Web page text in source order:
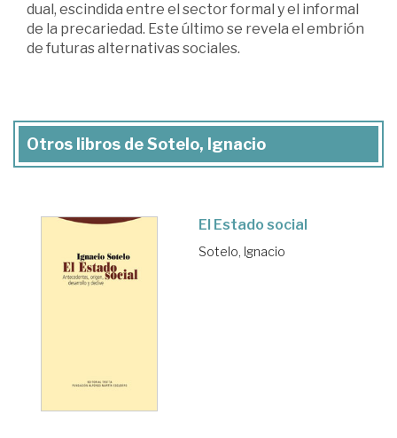
dual, escindida entre el sector formal y el informal
de la precariedad. Este último se revela el embrión
de futuras alternativas sociales.
Otros libros de Sotelo, Ignacio
El Estado social
Sotelo, Ignacio